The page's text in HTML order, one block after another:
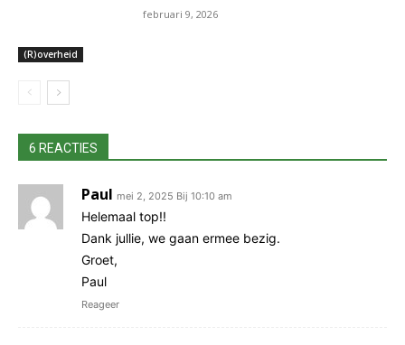
-
e
g
e
e
o
-
n
n
e
(R)overheid
februari 9, 2026
6 REACTIES
Paul mei 2, 2025 Bij 10:10 am
Helemaal top!!
Dank jullie, we gaan ermee bezig.
Groet,
Paul
Reageer